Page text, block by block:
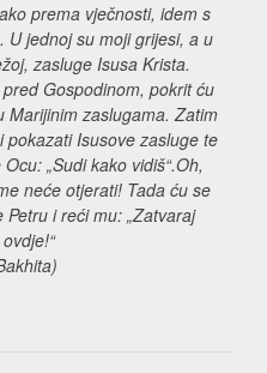
prema vječnosti, idem s
U jednoj su moji grijesi, a u
zasluge Isusa Krista.
Gospodinom, pokrit ću
Marijinim zaslugama. Zatim
pokazati Isusove zasluge te
„Sudi kako vidiš“.Oh,
neće otjerati! Tada ću se
i reći mu: „Zatvaraj